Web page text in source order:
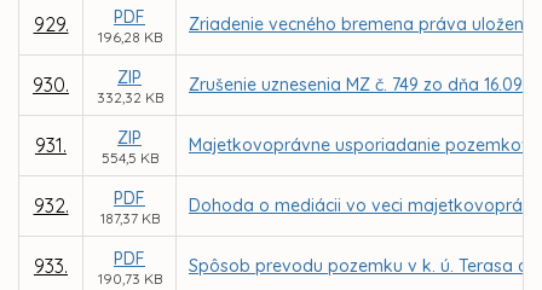
929. PDF
196,28 KB
Zriadenie vecného bremena práva
930. ZIP
332,32 KB
Zrušenie uznesenia MZ č. 749 zo dňa
931. ZIP
554,5 KB
Majetkovoprávne usporiadanie pozemkov
932. PDF
187,37 KB
Dohoda o mediácii vo veci
933. PDF
190,73 KB
Spôsob prevodu pozemku v k. ú. Terasa